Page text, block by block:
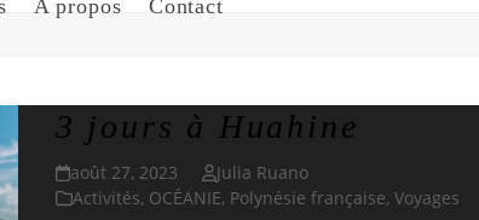
A propos Contact
3 jours à Huahine
août 27, 2023
Julia Ruano
Activités, OCÉANIE, Polynésie française, Voyages